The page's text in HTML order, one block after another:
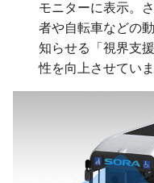
モニターに表示。
者や自転車などの
知らせる「視界支
性を向上させていま